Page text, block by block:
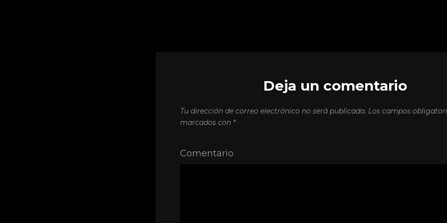
Deja un comentario
Tu dirección de correo electrónico no será publicada. Los campos
marcados con *
Comentario